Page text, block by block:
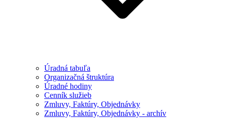
Úradná tabuľa
Organizačná štruktúra
Úradné hodiny
Cenník služieb
Zmluvy, Faktúry, Objednávky
Zmluvy, Faktúry, Objednávky - archív